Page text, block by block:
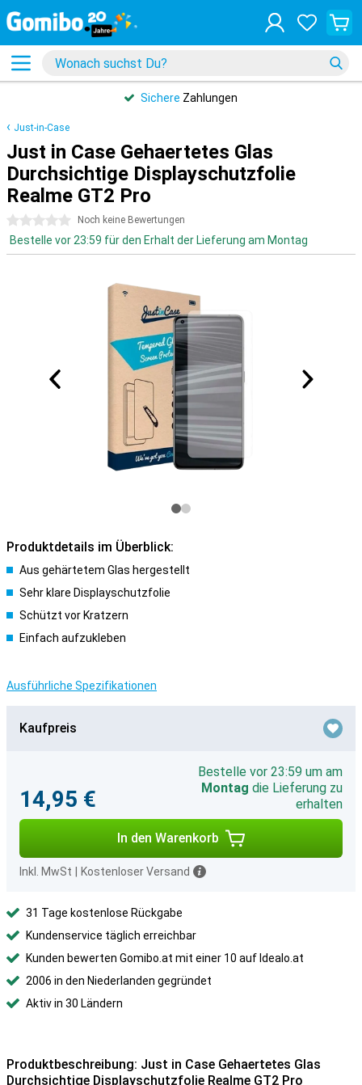
Sichere Zahlungen
Just-in-Case
Just in Case Gehaertetes Glas
Durchsichtige Displayschutzfolie
Realme GT2 Pro
0 Sterne Noch keine Bewertungen
Bestelle vor 23:59 für den Erhalt der Lieferung am Montag
Produktdetails im Überblick:
Aus gehärtetem Glas hergestellt
Sehr klare Displayschutzfolie
Schützt vor Kratzern
Einfach aufzukleben
Ausführliche Spezifikationen
Kaufpreis
14,95 €
Bestelle vor 23:59 um am
Montag die Lieferung zu
erhalten
In den Warenkorb
Inkl. MwSt Kostenloser Versand
31 Tage kostenlose Rückgabe
Kundenservice täglich erreichbar
Kunden bewerten Gomibo.at mit einer 10 auf Idealo.at
2006 in den Niederlanden gegründet
Aktiv in 30 Ländern
Produktbeschreibung: Just in Case Gehaertetes Glas
Durchsichtige Displayschutzfolie Realme GT2 Pro